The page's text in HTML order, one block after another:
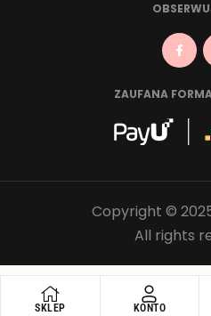
SKLEP KONTO
ZAUFANA
Copyright ©
All rights